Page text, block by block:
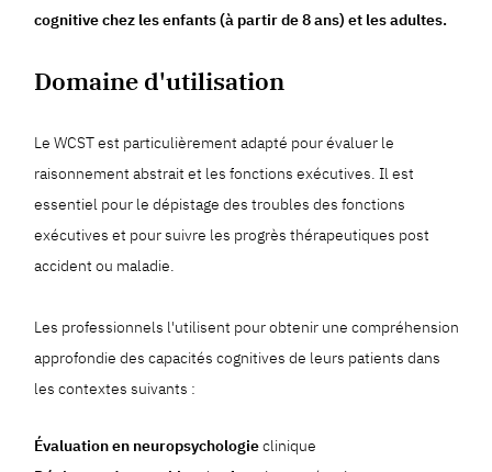
cognitive chez les enfants (à partir de 8 ans) et les adultes.
Domaine d'utilisation
Le WCST est particulièrement adapté pour évaluer le
raisonnement abstrait et les fonctions exécutives. Il est
essentiel pour le dépistage des troubles des fonctions
exécutives et pour suivre les progrès thérapeutiques post
accident ou maladie.
Les professionnels l'utilisent pour obtenir une compréhension
approfondie des capacités cognitives de leurs patients dans
les contextes suivants :
Évaluation en neuropsychologieclinique